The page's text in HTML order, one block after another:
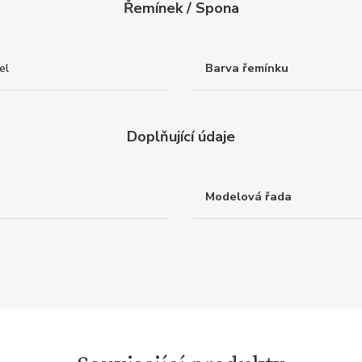
Řemínek / Spona
Barva řemínku
Doplňující údaje
Modelová řada